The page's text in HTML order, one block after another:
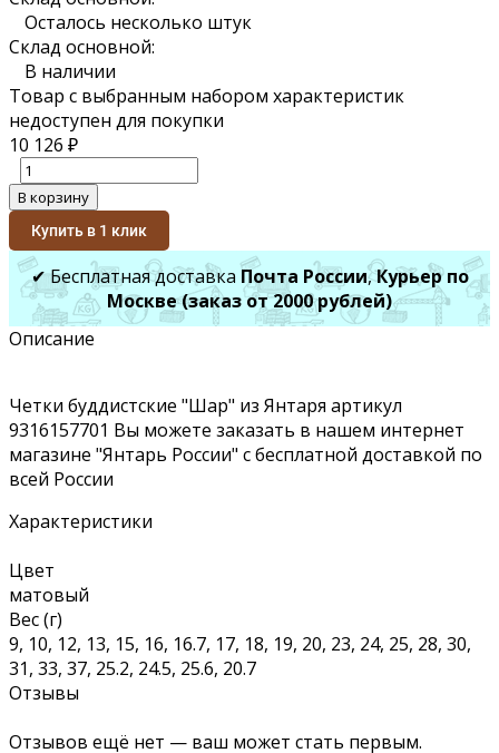
Осталось несколько штук
Склад основной:
В наличии
Товар с выбранным набором характеристик
недоступен для покупки
10 126 ₽
В корзину
Купить в 1 клик
✔ Бесплатная доставка Почта России,Курьер по
Москве (заказ от 2000 рублей)
Описание
Четки буддистские "Шар" из Янтаря артикул
9316157701 Вы можете заказать в нашем интернет
магазине "Янтарь России" с бесплатной доставкой по
всей России
Характеристики
Цвет
матовый
Вес (г)
9, 10, 12, 13, 15, 16, 16.7, 17, 18, 19, 20, 23, 24, 25, 28, 30,
31, 33, 37, 25.2, 24.5, 25.6, 20.7
Отзывы
Отзывов ещё нет — ваш может стать первым.